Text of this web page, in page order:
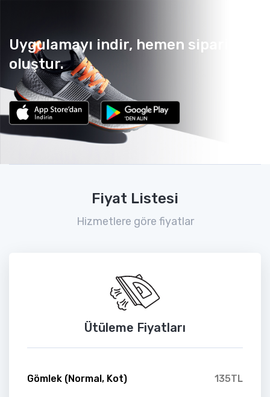
Uygulamayı indir, hemen sipariş
oluştur.
Fiyat Listesi
Hizmetlere göre fiyatlar
Ütüleme Fiyatları
Gömlek (Normal, Kot) 135TL